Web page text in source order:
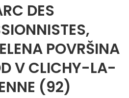
DES
POVRŠINA
V CLICHY-LA-
(92)